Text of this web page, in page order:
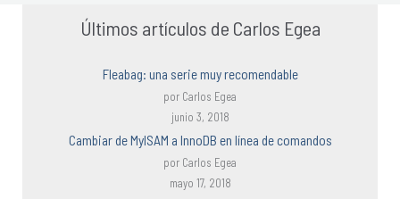
Últimos artículos de Carlos Egea
Fleabag: una serie muy recomendable
por Carlos Egea
junio 3, 2018
Cambiar de MyISAM a InnoDB en línea de comandos
por Carlos Egea
mayo 17, 2018